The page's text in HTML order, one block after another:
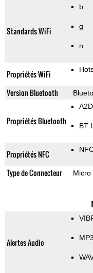
Standards WiFi
b
g
n
Propriétés WiFi
Version Bluetooth
Propriétés Bluetooth BT
Propriétés NFC
Type de Connecteur Micro
Alertes Audio MP3